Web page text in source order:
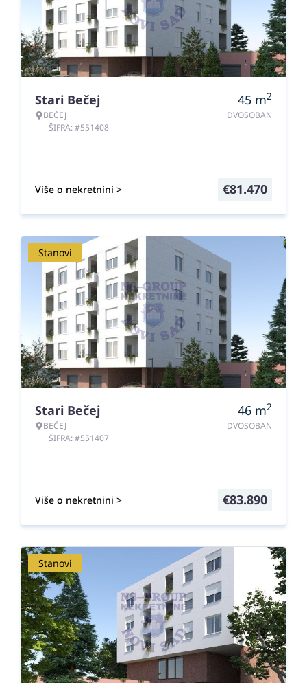
Stari Bečej
BEČEJ
ŠIFRA: #551408
45 m2
DVOSOBAN
Više o nekretnini > €81.470
Stanovi
Stari Bečej
BEČEJ
ŠIFRA: #551407
46 m2
DVOSOBAN
Više o nekretnini > €83.890
Stanovi